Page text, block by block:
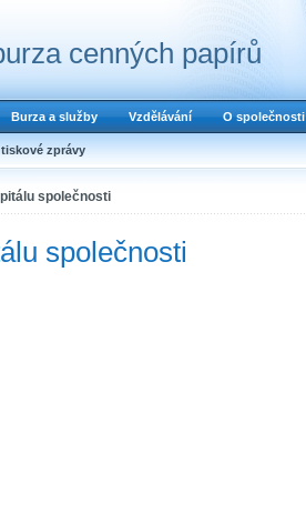
cenných papírů
Burza a služby Vzdělávání O společnosti
zprávy
společnosti
společnosti